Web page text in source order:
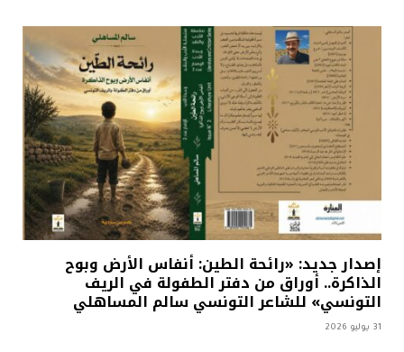
إصدار جديد: «رائحة الطين: أنفاس الأرض وبوح
الذاكرة.. أوراق من دفتر الطفولة في الريف
التونسي» للشاعر التونسي سالم المساهلي
31 يوليو 2026